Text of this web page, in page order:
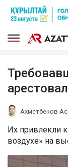
Ахметбеков
Их привлекли к
воздухе» на